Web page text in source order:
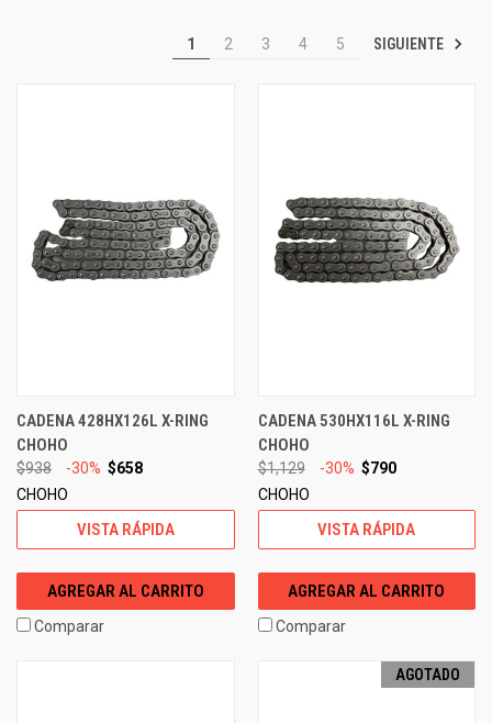
1 2 3 4 5 SIGUIENTE
CADENA 428HX126L X-RING
CHOHO
$938 -30% $658
CHOHO
VISTA RÁPIDA
AGREGAR AL CARRITO
Comparar
CADENA 530HX116L X-RING
CHOHO
$1,129 -30% $790
CHOHO
VISTA RÁPIDA
AGREGAR AL CARRITO
Comparar
AGOTADO